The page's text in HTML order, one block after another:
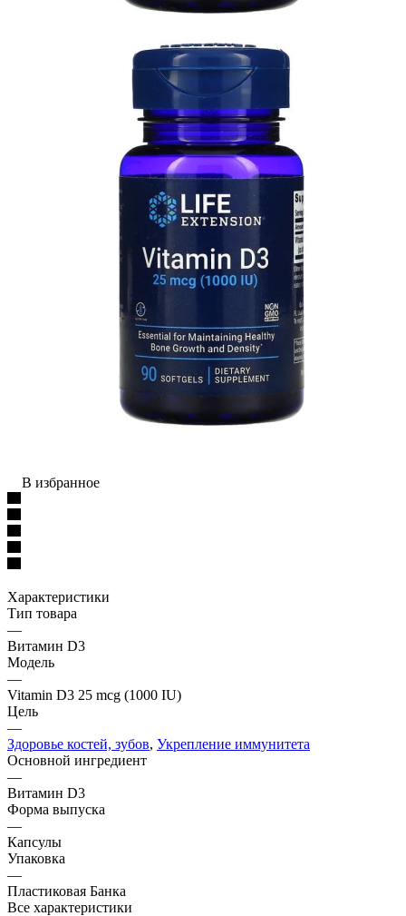
В избранное
Характеристики
Тип товара
—
Витамин D3
Модель
—
Vitamin D3 25 mcg (1000 IU)
Цель
—
Здоровье костей, зубов, Укрепление иммунитета
Основной ингредиент
—
Витамин D3
Форма выпуска
—
Капсулы
Упаковка
—
Пластиковая Банка
Все характеристики